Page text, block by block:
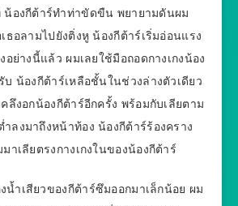
องกีต้าร์ทำท่าขัดขืน พยายามดันผม
ธอลามไปยังติ่งหู น้องกีต้าร์เริ่มอ่อนแรง
อย่างนี้แล้ว ผมเลยใช้มือถอดกางเกงน้อง
บ น้องกีต้าร์เหลือชั้นในช่วงล่างตัวเดียว
ลึงอกน้องกีต้าร์อีกครั้ง พร้อมกับเลียตาม
ลงมาถึงหน้าท้อง น้องกีต้าร์ร้องคราง
าเลียตรงกางเกงในของน้องกีต้าร์
น้ำเสียวของกีต้าร์ซึมออกมาเล็กน้อย ผม